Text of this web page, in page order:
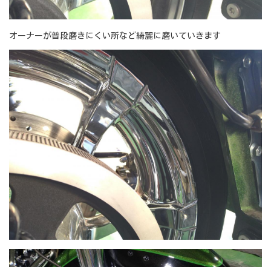
オーナーが普段磨きにくい所など綺麗に磨いていきます